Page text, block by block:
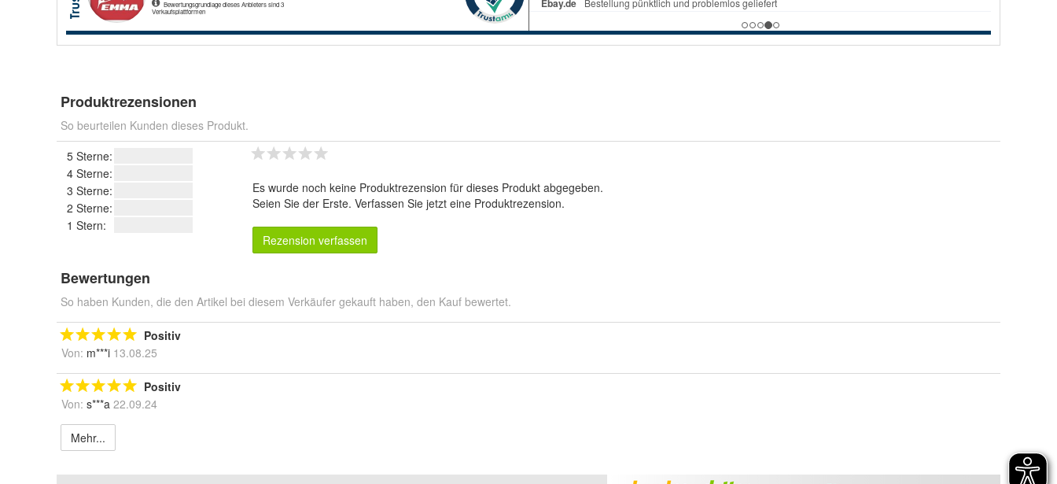
Produktrezensionen
So beurteilen Kunden dieses Produkt.
5 Sterne:
4 Sterne:
3 Sterne:
2 Sterne:
1 Stern:
Es wurde noch keine Produktrezension für dieses Produkt abgegeben.
Seien Sie der Erste. Verfassen Sie jetzt eine Produktrezension.
Rezension verfassen
Bewertungen
So haben Kunden, die den Artikel bei diesem Verkäufer gekauft haben, den Kauf bewertet.
Positiv
Von: m***i 13.08.25
Positiv
Von: s***a 22.09.24
Mehr...